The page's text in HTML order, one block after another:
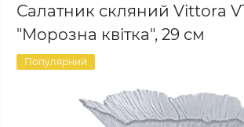
Салатник скляний Vittora
"Морозна квітка", 29 см
Популярний